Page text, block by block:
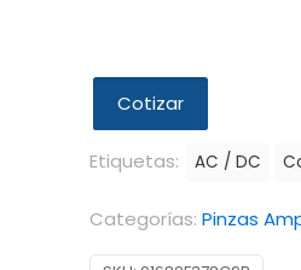
Cotizar
Etiquetas: AC / DC
Categorías: Pinzas